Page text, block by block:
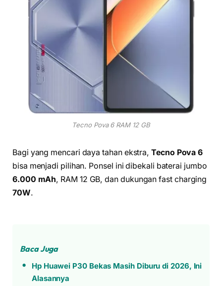
Tecno Pova 6 RAM 12 GB
Bagi yang mencari daya tahan ekstra,Tecno Pova 6
bisa menjadi pilihan. Ponsel ini dibekali baterai jumbo
6.000 mAh, RAM 12 GB, dan dukungan fast charging
70W.
Baca Juga
Hp Huawei P30 Bekas Masih Diburu di 2026, Ini
Alasannya